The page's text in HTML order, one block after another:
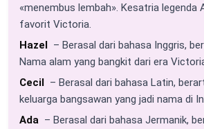
«menembus lembah». Kesatria legenda
favorit Victoria.
Hazel – Berasal dari bahasa Inggris,
Nama alam yang bangkit dari era
Cecil – Berasal dari bahasa Latin,
keluarga bangsawan yang jadi nama di
Ada – Berasal dari bahasa Jermanik,